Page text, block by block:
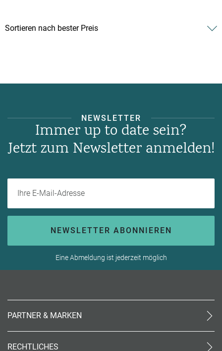
NEWSLETTER
Immer up to date sein?
Jetzt zum Newsletter anmelden!
NEWSLETTER ABONNIEREN
Eine Abmeldung ist jederzeit möglich
PARTNER & MARKEN
RECHTLICHES